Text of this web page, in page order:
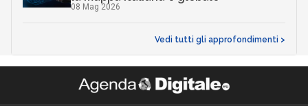
08 Mag 2026
Vedi tutti gli approfondimenti >